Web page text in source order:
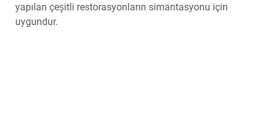
yapılan çeşitli restorasyonların simantasyonu için
uygundur.